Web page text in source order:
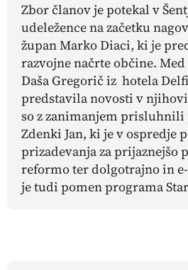
Zbor članov je potekal v
udeležence na začetku
župan Marko Diaci, ki je
razvojne načrte občine.
Daša Gregorič iz hotela
predstavila novosti v
so z zanimanjem prisluhnili
Zdenki Jan, ki je v ospredje
prizadevanja za prijaznejšo
reformo ter dolgotrajno in
je tudi pomen programa